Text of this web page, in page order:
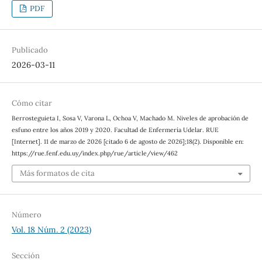
PDF
Publicado
2026-03-11
Cómo citar
Berrosteguieta I, Sosa V, Varona L, Ochoa V, Machado M. Niveles de aprobación de
esfuno entre los años 2019 y 2020. Facultad de Enfermería Udelar. RUE
[Internet]. 11 de marzo de 2026 [citado 6 de agosto de 2026];18(2). Disponible en:
https://rue.fenf.edu.uy/index.php/rue/article/view/462
Más formatos de cita
Número
Vol. 18 Núm. 2 (2023)
Sección